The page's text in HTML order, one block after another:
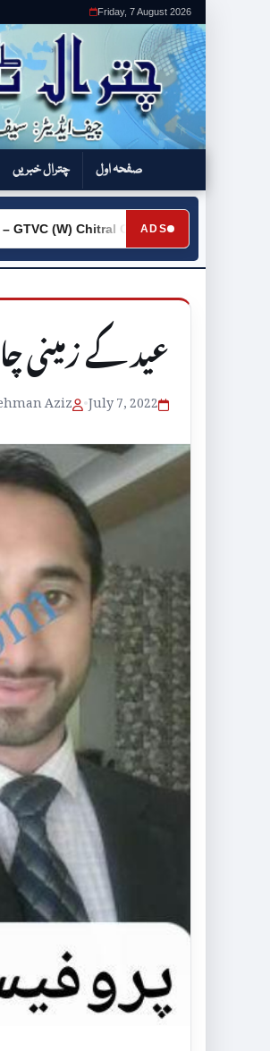
Friday, 7 August 2026
صفحہ اول چترال خبریں
ADSRequest for
►
(W) Chitral City
عید کے زمینی
July 7, 2022
•
Aziz